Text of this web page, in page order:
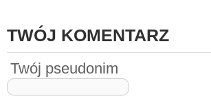
TWÓJ KOMENTARZ
Twój pseudonim